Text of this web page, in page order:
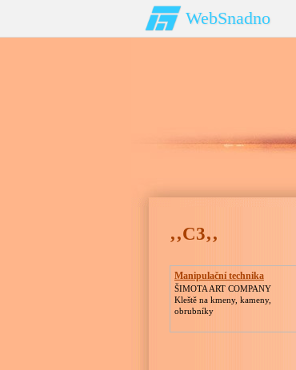
WebSnadno
‚‚C3‚‚
Manipulační technika
ŠIMOTA ART COMPANY
Kleště na kmeny, kameny,
obrubníky